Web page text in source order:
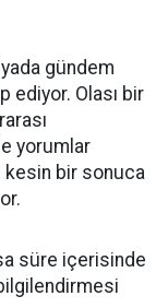
gündem
ediyor. Olası bir
yorumlar
kesin bir sonuca
süre içerisinde